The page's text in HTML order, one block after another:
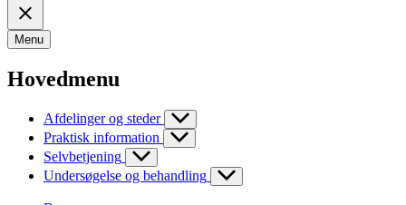
Menu
Hovedmenu
Afdelinger og steder
Praktisk information
Selvbetjening
Undersøgelse og behandling